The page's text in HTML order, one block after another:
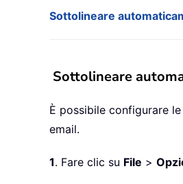
Sottolineare
Sottolineare
È possibile configurare
email.
1. Fare clic su File >